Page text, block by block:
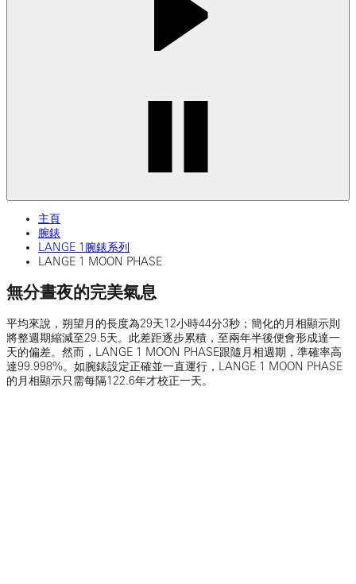
主頁
腕錶
LANGE 1腕錶系列
LANGE 1 MOON PHASE
無分晝夜的完美氣息
平均來說，朔望月的長度為29天12小時44分3秒；簡化的月相顯示則
將整週期縮減至29.5天。此差距逐步累積，至兩年半後便會形成達一
天的偏差。然而，LANGE 1 MOON PHASE跟隨月相週期，準確率高
達99.998%。如腕錶設定正確並一直運行，LANGE 1 MOON PHASE
的月相顯示只需每隔122.6年才校正一天。